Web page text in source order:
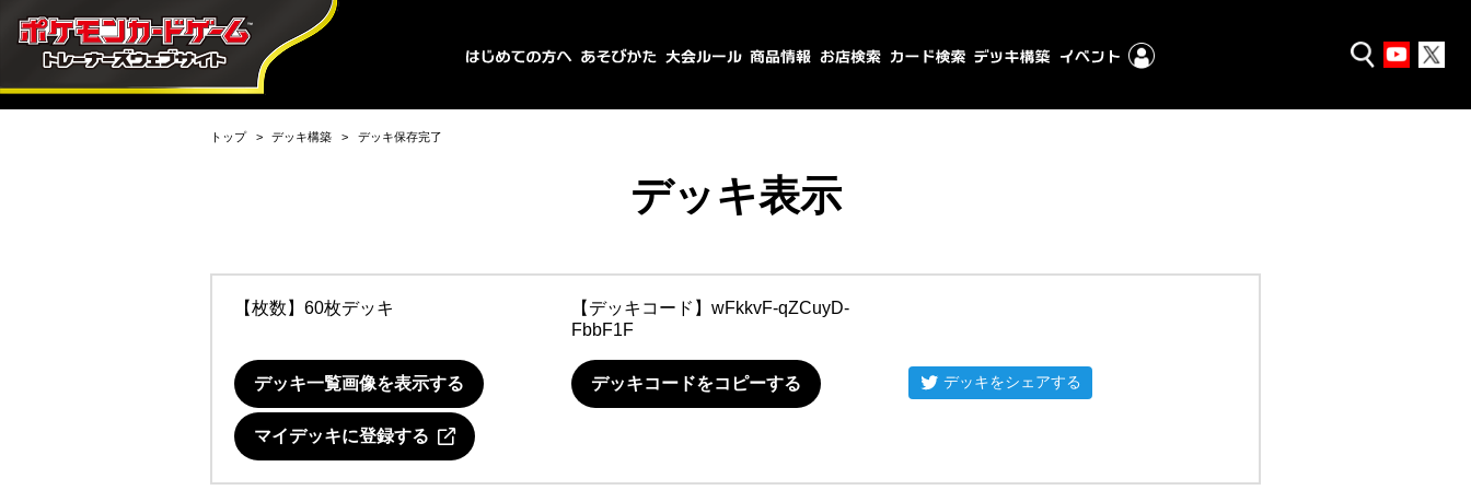
トップ デッキ構築 デッキ保存完了
デッキ表示
【枚数】60枚デッキ 【デッキコード】 wFkkvF-qZCuyD-
FbbF1F
デッキ一覧画像を表示する デッキコードをコピーする デッキをシェアする
マイデッキに登録する